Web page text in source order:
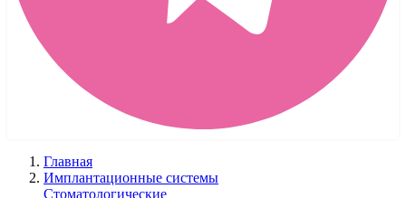
Главная
Имплантационные системы
Стоматологические